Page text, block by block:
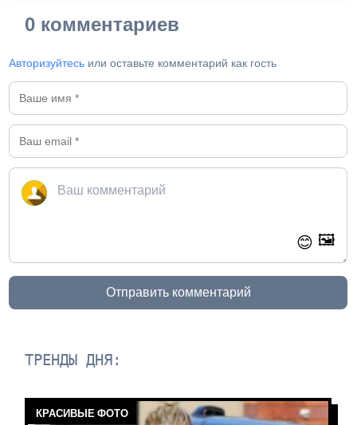
0 комментариев
Авторизуйтесь или оставьте комментарий как гость
😊 🖼️
Отправить комментарий
ТРЕНДЫ ДНЯ:
КРАСИВЫЕ ФОТО